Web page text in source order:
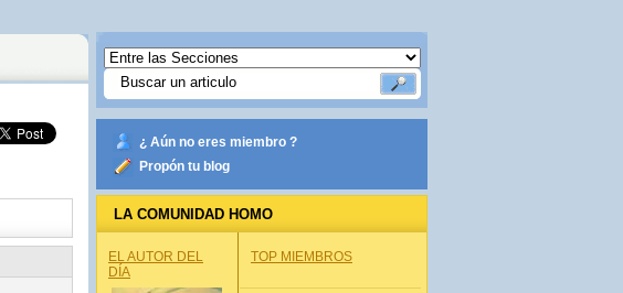
¿ Aún no eres miembro ?
Propón tu blog
LA COMUNIDAD HOMO
EL AUTOR DEL
DÍA
TOP MIEMBROS